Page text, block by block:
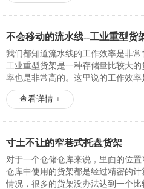
不会移动的流水线--工业重型货
我们都知道流水线的工作效率是非
工业重型货架是一种存储量比较大
率也是非常高的。这里说的工作效
查看详情 +
寸土不让的窄巷式托盘货架
对于一个仓储仓库来说，里面的位
仓库中使用的货架都是经过精密的
情况，很多的货架没办法达到一个